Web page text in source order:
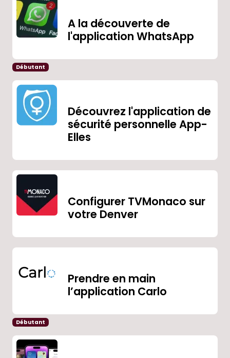
A la découverte de
l'application WhatsApp
Débutant
Découvrez l'application de
sécurité personnelle App-
Elles
Configurer TVMonaco sur
votre Denver
Prendre en main
l’application Carlo
Débutant